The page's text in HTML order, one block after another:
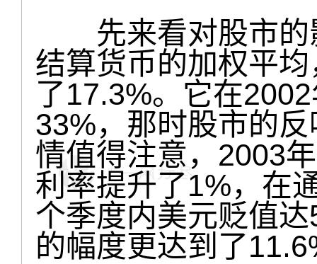
先来看对股市的
结算货币的加权平
了17.3%。它在
33%，那时股市的
情值得注意，2003
利率提升了1%，在
个季度内美元贬值
的幅度更达到了